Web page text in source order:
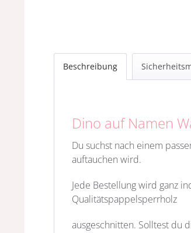
Beschreibung
Dino auf Namen
Du suchst nach einem
auftauchen wird.
Jede Bestellung wird ganz
Qualitätspappelsperrholz
ausgeschnitten. Solltest du